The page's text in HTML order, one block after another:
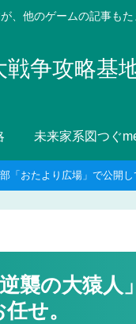
、他のゲームの記事も
戦争攻略基
未来家系図つぐ
おたより広場」で公開し
襲の大猿人」
せ。